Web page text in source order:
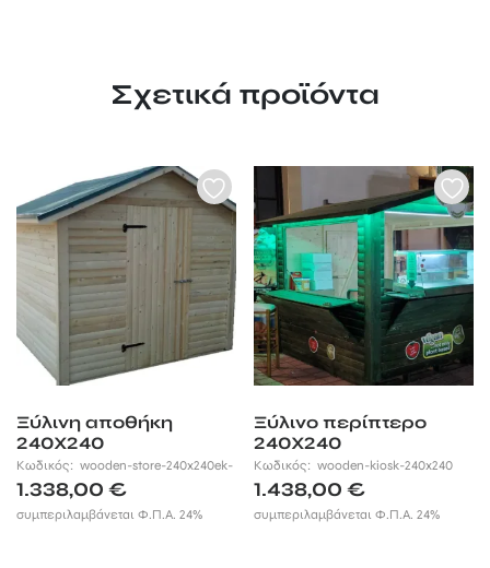
Σχετικά προϊόντα
Ξύλινη αποθήκη
240Χ240
Κωδικός: wooden-store-240x240ek-
1.338,00 €
συμπεριλαμβάνεται Φ.Π.Α. 24%
Ξύλινο περίπτερο
240Χ240
Κωδικός:wooden-kiosk-240x240
1.438,00€
συμπεριλαμβάνεται Φ.Π.Α. 24%